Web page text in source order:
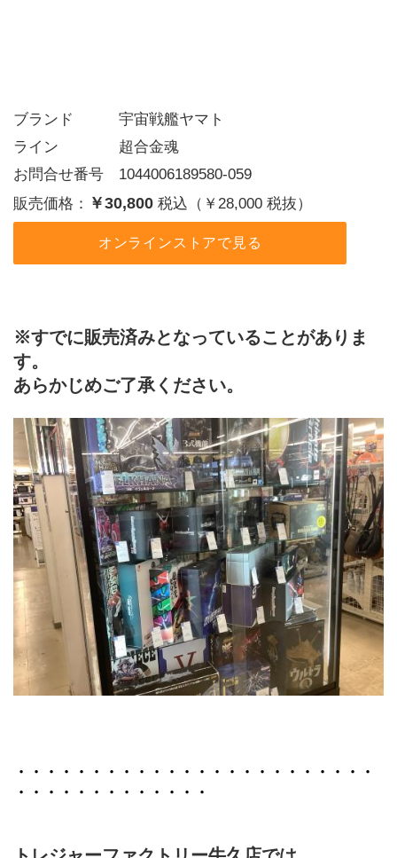
ブランド   宇宙戦艦ヤマト
ライン    超合金魂
お問合せ番号 1044006189580-059
販売価格： ￥30,800 税込（￥28,000 税抜）
オンラインストアで見る
※すでに販売済みとなっていることがありま
す。
あらかじめご了承ください。
・・・・・・・・・・・・・・・・・・・・・・・・
・・・・・・・・・・・・・